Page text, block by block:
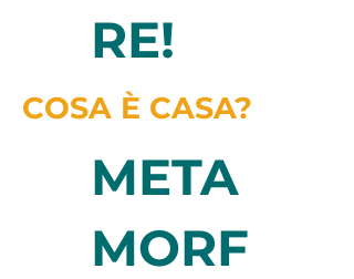
RE!
COSA È CASA?
META
MORF